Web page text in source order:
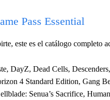
Pass Essential
este es el catálogo completo
DayZ, Dead Cells,
4 Standard Edition, Gang
Senua’s Sacrifice,